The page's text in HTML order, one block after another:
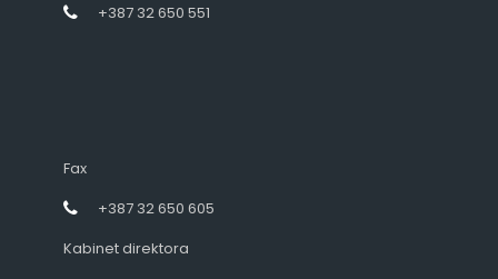
+387 32 650 551
Fax
+387 32 650 605
Kabinet direktora